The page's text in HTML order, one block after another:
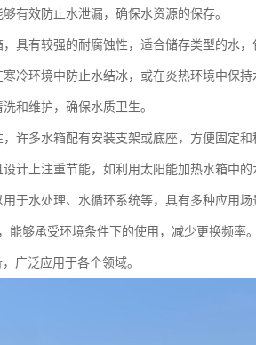
有效防止水泄漏，确保水资源的保存。
具有较强的耐腐蚀性，适合储存类型的水，
冷环境中防止水结冰，或在炎热环境中保持
和维护，确保水质卫生。
许多水箱配有安装支架或底座，方便固定和
计上注重节能，如利用太阳能加热水箱中的
于水处理、水循环系统等，具有多种应用场
够承受环境条件下的使用，减少更换频率。
广泛应用于各个领域。